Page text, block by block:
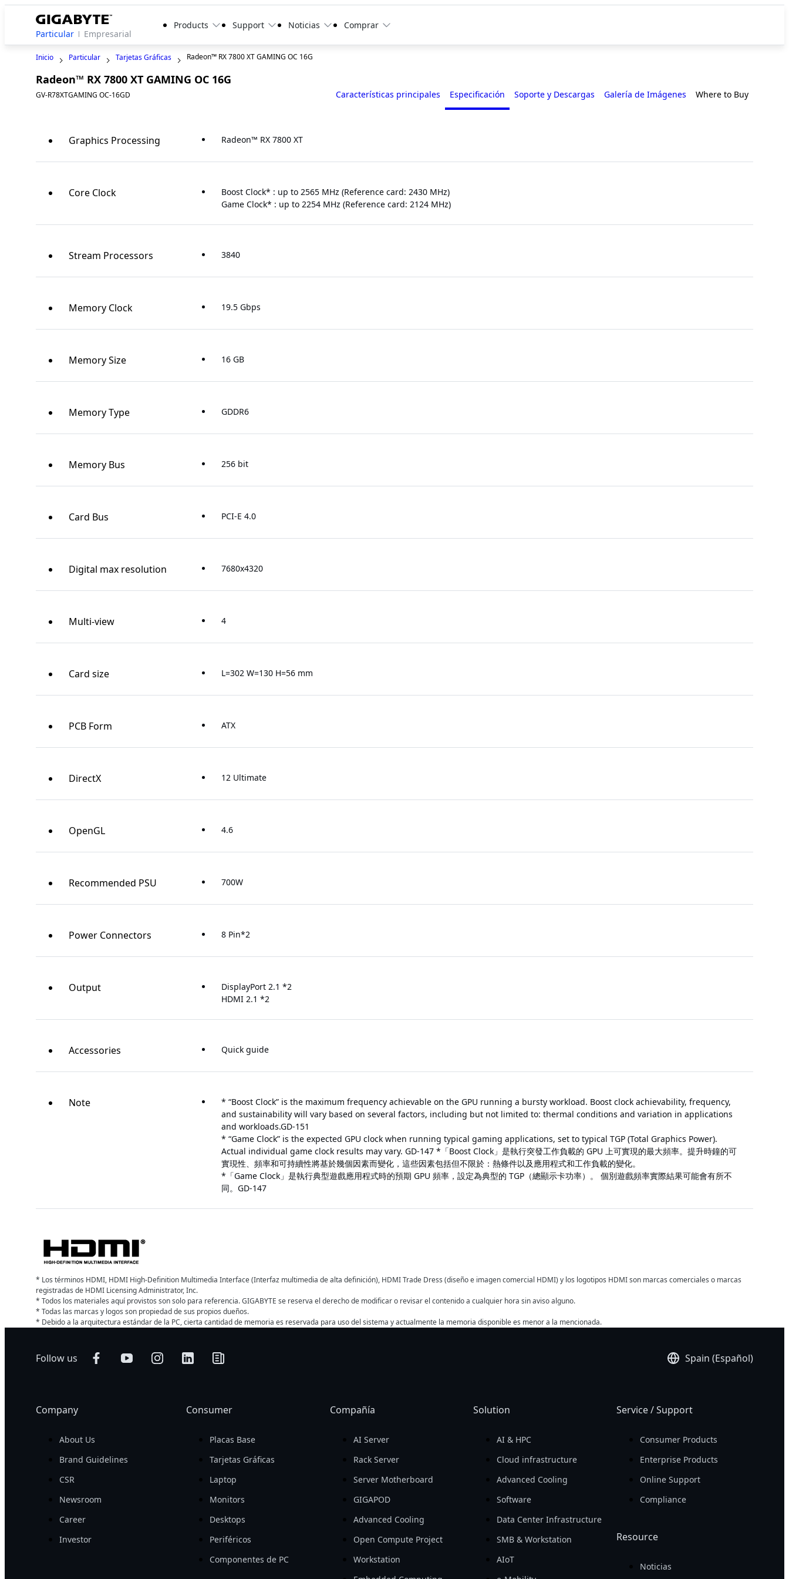
Particular Empresarial
Products Support Noticias Comprar
Inicio Particular Tarjetas Gráficas Radeon™ RX 7800 XT GAMING OC 16G
Radeon™ RX 7800 XT GAMING OC 16G
GV-R78XTGAMING OC-16GD Características principales Especificación Soporte y Descargas Galería de Imágenes Where to Buy
Graphics Processing Radeon™ RX 7800 XT
Core Clock
Boost Clock* : up to 2565 MHz (Reference card: 2430 MHz)
Game Clock* : up to 2254 MHz (Reference card: 2124 MHz)
Stream Processors 3840
Memory Clock 19.5 Gbps
Memory Size 16 GB
Memory Type GDDR6
Memory Bus 256 bit
Card Bus PCI-E 4.0
Digital max resolution 7680x4320
Multi-view 4
Card size L=302 W=130 H=56 mm
PCB Form ATX
DirectX 12 Ultimate
OpenGL 4.6
Recommended PSU 700W
Power Connectors 8 Pin*2
Output
DisplayPort 2.1 *2
HDMI 2.1 *2
Accessories Quick guide
Note
* “Boost Clock” is the maximum frequency achievable on the GPU running a bursty workload. Boost clock achievability, frequency,
and sustainability will vary based on several factors, including but not limited to: thermal conditions and variation in applications
and workloads.GD-151
* “Game Clock” is the expected GPU clock when running typical gaming applications, set to typical TGP (Total Graphics Power).
Actual individual game clock results may vary. GD-147*「Boost Clock」是執行突發工作負載的 GPU 上可實現的最大頻率。提升時鐘的可
實現性、頻率和可持續性將基於幾個因素而變化，這些因素包括但不限於：熱條件以及應用程式和工作負載的變化。
*「Game Clock」是執行典型遊戲應用程式時的預期 GPU 頻率，設定為典型的 TGP（總顯示卡功率）。 個別遊戲頻率實際結果可能會有所不
同。GD-147
* Los términos HDMI, HDMI High-Definition Multimedia Interface (Interfaz multimedia de alta definición), HDMI Trade Dress (diseño e imagen comercial HDMI) y los logotipos HDMI son marcas comerciales o marcas
registradas de HDMI Licensing Administrator, Inc.
* Todos los materiales aquí provistos son solo para referencia. GIGABYTE se reserva el derecho de modificar o revisar el contenido a cualquier hora sin aviso alguno.
* Todas las marcas y logos son propiedad de sus propios dueños.
* Debido a la arquitectura estándar de la PC, cierta cantidad de memoria es reservada para uso del sistema y actualmente la memoria disponible es menor a la mencionada.
Follow us Spain (Español)
Company
About Us
Brand Guidelines
CSR
Newsroom
Career
Investor
Consumer
Placas Base
Tarjetas Gráficas
Laptop
Monitors
Desktops
Periféricos
Componentes de PC
Compañía
AI Server
Rack Server
Server Motherboard
GIGAPOD
Advanced Cooling
Open Compute Project
Workstation
Solution
AI & HPC
Cloud infrastructure
Advanced Cooling
Software
Data Center Infrastructure
SMB & Workstation
AIoT
Service / Support
Consumer Products
Enterprise Products
Online Support
Compliance
Resource
Noticias